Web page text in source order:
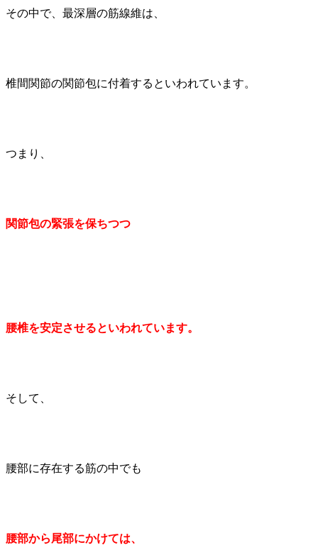
その中で、最深層の筋線維は、
椎間関節の関節包に付着するといわれています。
つまり、
関節包の緊張を保ちつつ
腰椎を安定させるといわれています。
そして、
腰部に存在する筋の中でも
腰部から尾部にかけては、